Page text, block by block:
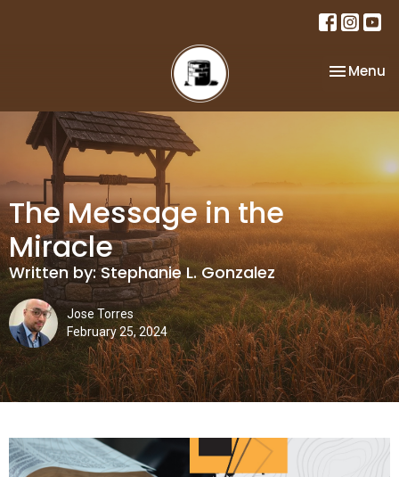
Toggle
Menu
The Message in the
Miracle
Written by: Stephanie L. Gonzalez
Jose Torres
February 25, 2024